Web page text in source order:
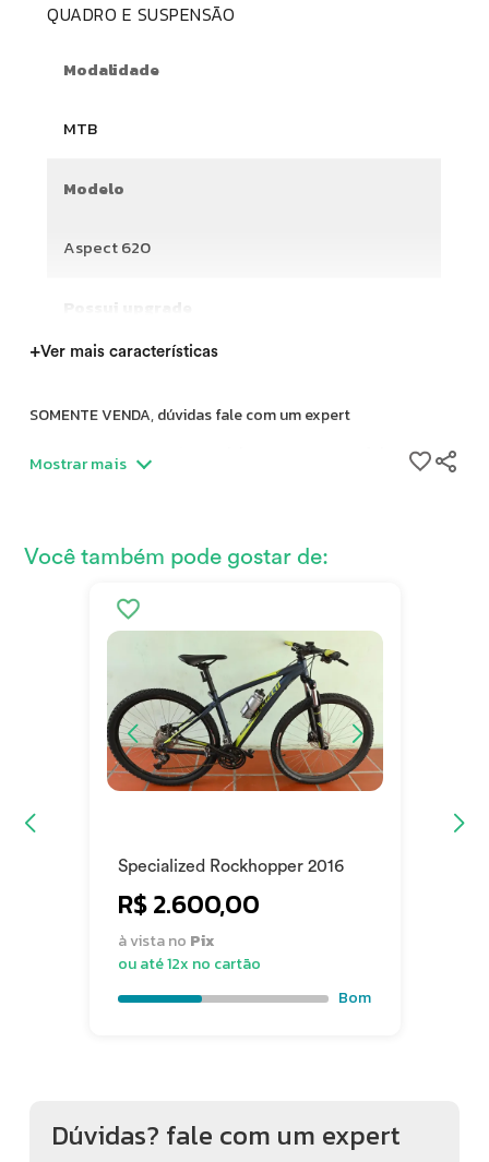
QUADRO E SUSPENSÃO
Modalidade
MTB
Modelo
Aspect 620
+Ver mais características
SOMENTE VENDA, dúvidas fale com um expert
Scott Aspect 620 2019, modelo MTB para uso eficiente e
resistente.
Modalidade: MTB
Tamanho do quadro: 17’
Condição: Usado
Estado de Conservação: Bom
Mostrar mais
Você também pode gostar de:
Specialized Rockhopper 2016
R$ 2.600,00
à vista no Pix
ou até 12x no cartão
Bom
Dúvidas? fale com um expert